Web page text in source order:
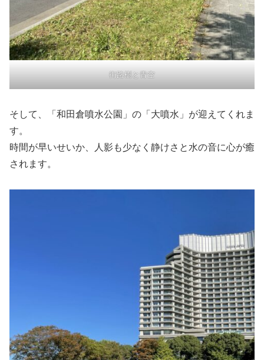
街路樹と青空
そして、「和田倉噴水公園」の「大噴水」が迎えてくれま
す。
時間が早いせいか、人影も少なく静けさと水の音に心が癒
されます。